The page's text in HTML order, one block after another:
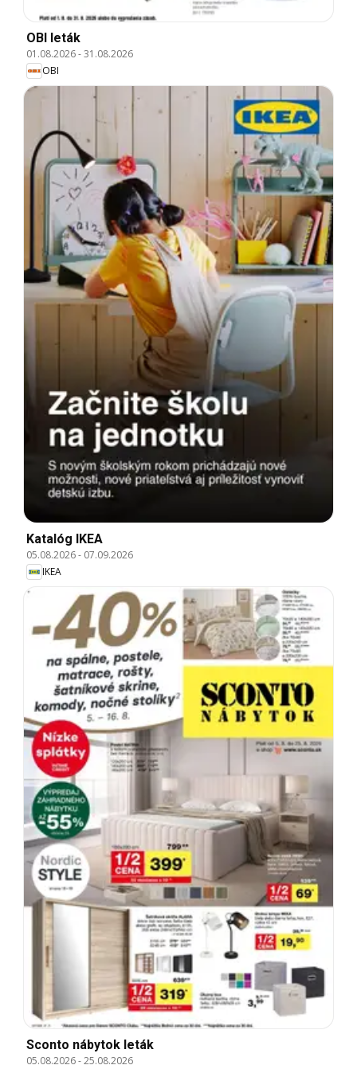
OBI leták
01.08.2026-31.08.2026
OBI
Katalóg IKEA
05.08.2026- 07.09.2026
IKEA
Sconto nábytok leták
05.08.2026-25.08.2026